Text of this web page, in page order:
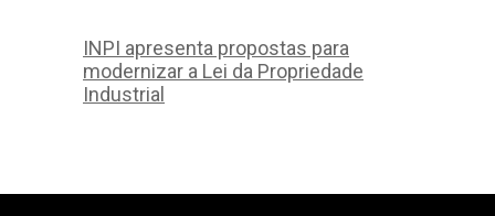
INPI apresenta propostas para
modernizar a Lei da Propriedade
Industrial